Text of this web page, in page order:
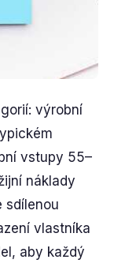
výrobní
vstupy 55–
náklady
sdílenou
vlastníka
aby každý